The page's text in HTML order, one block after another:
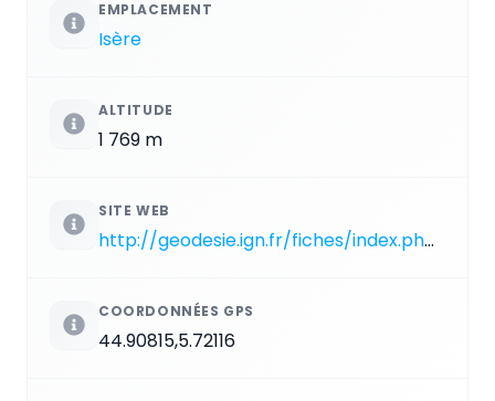
EMPLACEMENT
Isère
ALTITUDE
1 769 m
SITE WEB
http://geodesie.ign.fr/fiches/index.php?module=e&action=fichepdf&source=carte&sit_no=3822401
COORDONNÉES GPS
44.90815,5.72116